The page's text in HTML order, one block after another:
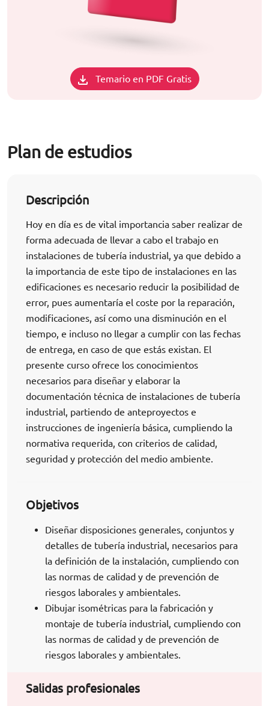
Temario en PDF Gratis
Plan de estudios
Descripción
Hoy en día es de vital importancia saber realizar de
forma adecuada de llevar a cabo el trabajo en
instalaciones de tubería industrial, ya que debido a
la importancia de este tipo de instalaciones en las
edificaciones es necesario reducir la posibilidad de
error, pues aumentaría el coste por la reparación,
modificaciones, así como una disminución en el
tiempo, e incluso no llegar a cumplir con las fechas
de entrega, en caso de que estás existan. El
presente curso ofrece los conocimientos
necesarios para diseñar y elaborar la
documentación técnica de instalaciones de tubería
industrial, partiendo de anteproyectos e
instrucciones de ingeniería básica, cumpliendo la
normativa requerida, con criterios de calidad,
seguridad y protección del medio ambiente.
Objetivos
Diseñar disposiciones generales, conjuntos y
detalles de tubería industrial, necesarios para
la definición de la instalación, cumpliendo con
las normas de calidad y de prevención de
riesgos laborales y ambientales.
Dibujar isométricas para la fabricación y
montaje de tubería industrial, cumpliendo con
las normas de calidad y de prevención de
riesgos laborales y ambientales.
Salidas profesionales